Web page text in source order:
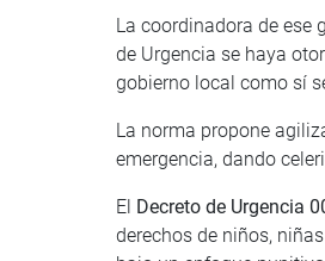
La coordinadora de ese
de Urgencia se haya
gobierno local como sí
La norma propone
emergencia, dando
El Decreto de Urgencia
derechos de niños,